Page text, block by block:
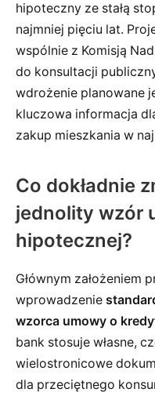
hipoteczny ze stałą
najmniej pięciu lat.
wspólnie z Komisją
do konsultacji
wdrożenie planowane
kluczowa informacja
zakup mieszkania w
Co dokładnie
jednolity wzór
hipotecznej?
Głównym założeniem
wprowadzenie
wzorca umowy o
bank stosuje własne,
wielostronicowe
dla przeciętnego